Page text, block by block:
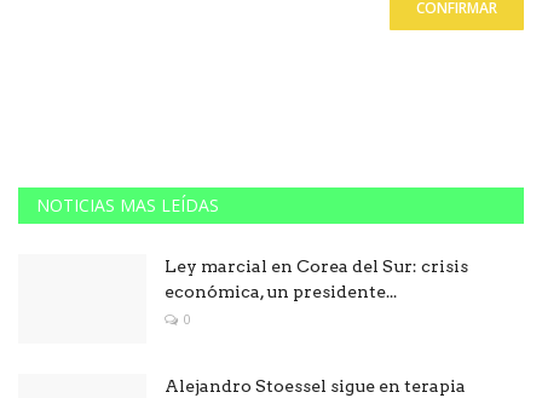
CONFIRMAR
NOTICIAS MAS LEÍDAS
Ley marcial en Corea del Sur: crisis
económica, un presidente...
0
Alejandro Stoessel sigue en terapia